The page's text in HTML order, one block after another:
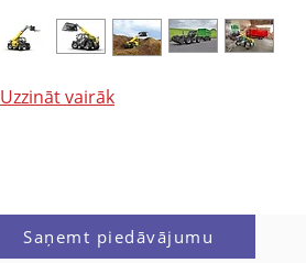
Uzzināt vairāk
Saņemt piedāvājumu